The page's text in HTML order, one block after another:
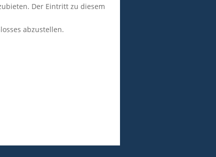
Der Eintritt zu diesem
abzustellen.